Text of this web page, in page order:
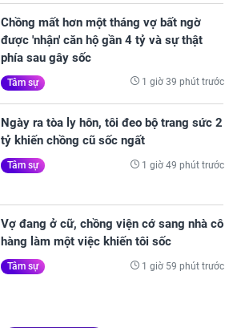
Chồng mất hơn một tháng vợ bất ngờ
được 'nhận' căn hộ gần 4 tỷ và sự thật
phía sau gây sốc
Tâm sự 1 giờ 39 phút trước
Ngày ra tòa ly hôn, tôi đeo bộ trang sức 2
tỷ khiến chồng cũ sốc ngất
Tâm sự 1 giờ 49 phút trước
Vợ đang ở cữ, chồng viện cớ sang nhà cô
hàng làm một việc khiến tôi sốc
Tâm sự 1 giờ 59 phút trước